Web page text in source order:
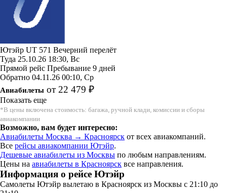
Ютэйр UT 571 Вечерний перелёт
Туда 25.10.26 18:30, Вс
Прямой рейс Пребывание 9 дней
Обратно 04.11.26 00:10, Ср
Авиабилеты от 22 479 ₽
Показать еще
*В цены включена стоимость: багажа, ручной клади, комиссии и сборы
авиакомпании
Возможно, вам будет интересно:
Авиабилеты Москва → Красноярск от всех авиакомпаний.
Все рейсы авиакомпании Ютэйр.
Дешевые авиабилеты из Москвы по любым направлениям.
Цены на авиабилеты в Красноярск все направления.
Информация о рейсе Ютэйр
Самолеты Ютэйр вылетаю в Красноярск из Москвы с 21:10 до